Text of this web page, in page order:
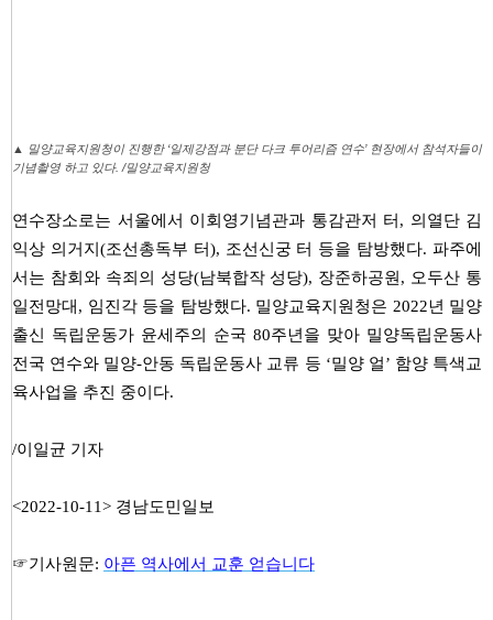
▲ 밀양교육지원청이 진행한 ‘일제강점과 분단 다크 투어리즘 연수’ 현장에서 참석자들이
기념촬영 하고 있다. /밀양교육지원청
연수장소로는 서울에서 이회영기념관과 통감관저 터, 의열단 김
익상 의거지(조선총독부 터), 조선신궁 터 등을 탐방했다. 파주에
서는 참회와 속죄의 성당(남북합작 성당), 장준하공원, 오두산 통
일전망대, 임진각 등을 탐방했다. 밀양교육지원청은 2022년 밀양
출신 독립운동가 윤세주의 순국 80주년을 맞아 밀양독립운동사
전국 연수와 밀양-안동 독립운동사 교류 등 ‘밀양 얼’ 함양 특색교
육사업을 추진 중이다.
/이일균 기자
<2022-10-11> 경남도민일보
☞기사원문: 아픈 역사에서 교훈 얻습니다